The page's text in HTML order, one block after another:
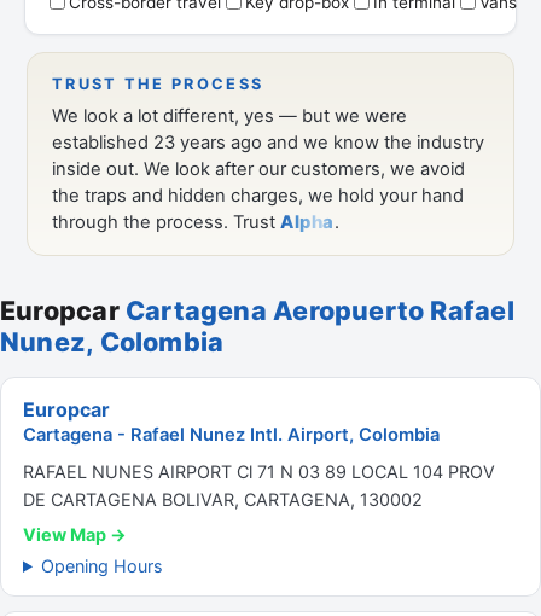
Europcar Cartagena Aeropuerto Rafael
Nunez, Colombia
Europcar
Cartagena - Rafael Nunez Intl. Airport, Colombia
RAFAEL NUNES AIRPORT Cl 71 N 03 89 LOCAL 104 PROV
DE CARTAGENA BOLIVAR, CARTAGENA, 130002
View Map →
Opening Hours